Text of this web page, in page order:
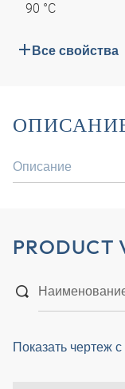
90 °C
Все свойства
Описание
PRODUCT
Показать чертеж